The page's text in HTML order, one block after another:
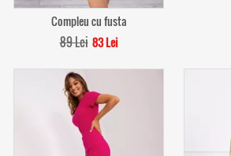
Compleu cu fusta
89 Lei 83 Lei